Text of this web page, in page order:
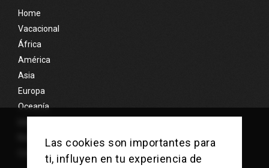
Home
Vacacional
África
América
Asia
Europa
Oceanía
Nosotros
Contacto
Las cookies son importantes para
ti, influyen en tu experiencia de